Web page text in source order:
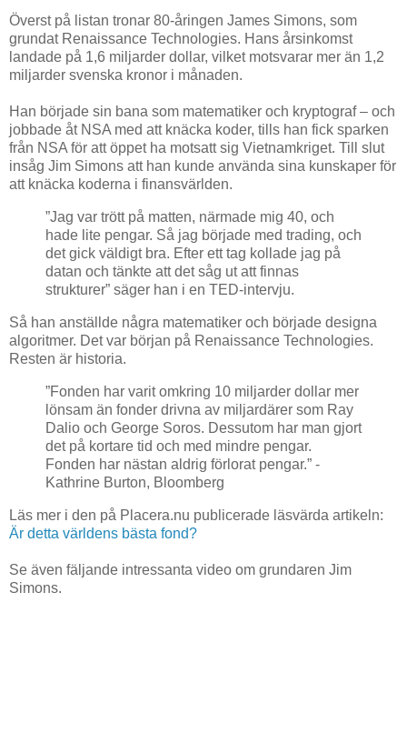
Överst på listan tronar 80-åringen James Simons, som
grundat Renaissance Technologies. Hans årsinkomst
landade på 1,6 miljarder dollar, vilket motsvarar mer än 1,2
miljarder svenska kronor i månaden.
Han började sin bana som matematiker och kryptograf – och
jobbade åt NSA med att knäcka koder, tills han fick sparken
från NSA för att öppet ha motsatt sig Vietnamkriget. Till slut
insåg Jim Simons att han kunde använda sina kunskaper för
att knäcka koderna i finansvärlden.
”Jag var trött på matten, närmade mig 40, och
hade lite pengar. Så jag började med trading, och
det gick väldigt bra. Efter ett tag kollade jag på
datan och tänkte att det såg ut att finnas
strukturer” säger han i en TED-intervju.
Så han anställde några matematiker och började designa
algoritmer. Det var början på Renaissance Technologies.
Resten är historia.
”Fonden har varit omkring 10 miljarder dollar mer
lönsam än fonder drivna av miljardärer som Ray
Dalio och George Soros. Dessutom har man gjort
det på kortare tid och med mindre pengar.
Fonden har nästan aldrig förlorat pengar.” -
Kathrine Burton, Bloomberg
Läs mer i den på Placera.nu publicerade läsvärda artikeln:
Är detta världens bästa fond?
Se även fäljande intressanta video om grundaren Jim
Simons.